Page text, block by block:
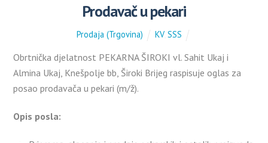
Prodavač u pekari
Prodaja (Trgovina) KV, SSS
Obrtnička djelatnost PEKARNA ŠIROKI vl. Sahit Ukaj i
Almina Ukaj, Knešpolje bb, Široki Brijeg raspisuje oglas za
posao prodavača u pekari (m/ž).
Opis posla: